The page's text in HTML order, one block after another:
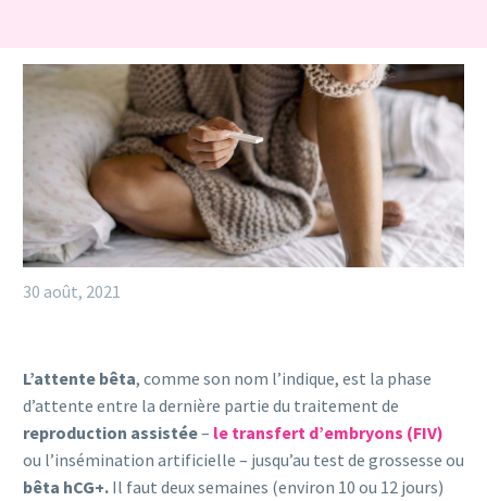
30 août, 2021
L’attente bêta, comme son nom l’indique, est la phase
d’attente entre la dernière partie du traitement de
reproduction assistée– le transfert d’embryons (FIV)
ou l’insémination artificielle – jusqu’au test de grossesse ou
bêta hCG+. Il faut deux semaines (environ 10 ou 12 jours)